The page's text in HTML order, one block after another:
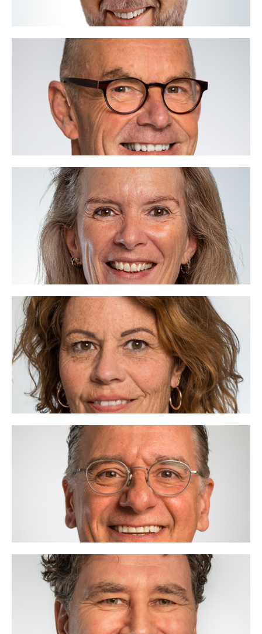
Hub Simons
06 - 51 66 66 69
hub@voor.nl
Verdwalen en verwonderen, ik ben VOOR.
Lees meer
Moniek van Balen
06 - 10 12 52 07
moniek@voor.nl
Meer werkgeluk, ik ben VOOR.
Lees meer
Esther Mouwe
06 - 22 41 46 69
esther@voor.nl
Serendipiteit, ik ben VOOR.
Lees meer
Roger Vroemen
06 - 20 88 45 54
roger@voor.nl
Groei door samenwerken, ik ben VOOR.
Stefan van den Oever
06 - 51 70 53 62
stefan@voor.nl
Ontwikkeling, ik ben VOOR.
Lees meer